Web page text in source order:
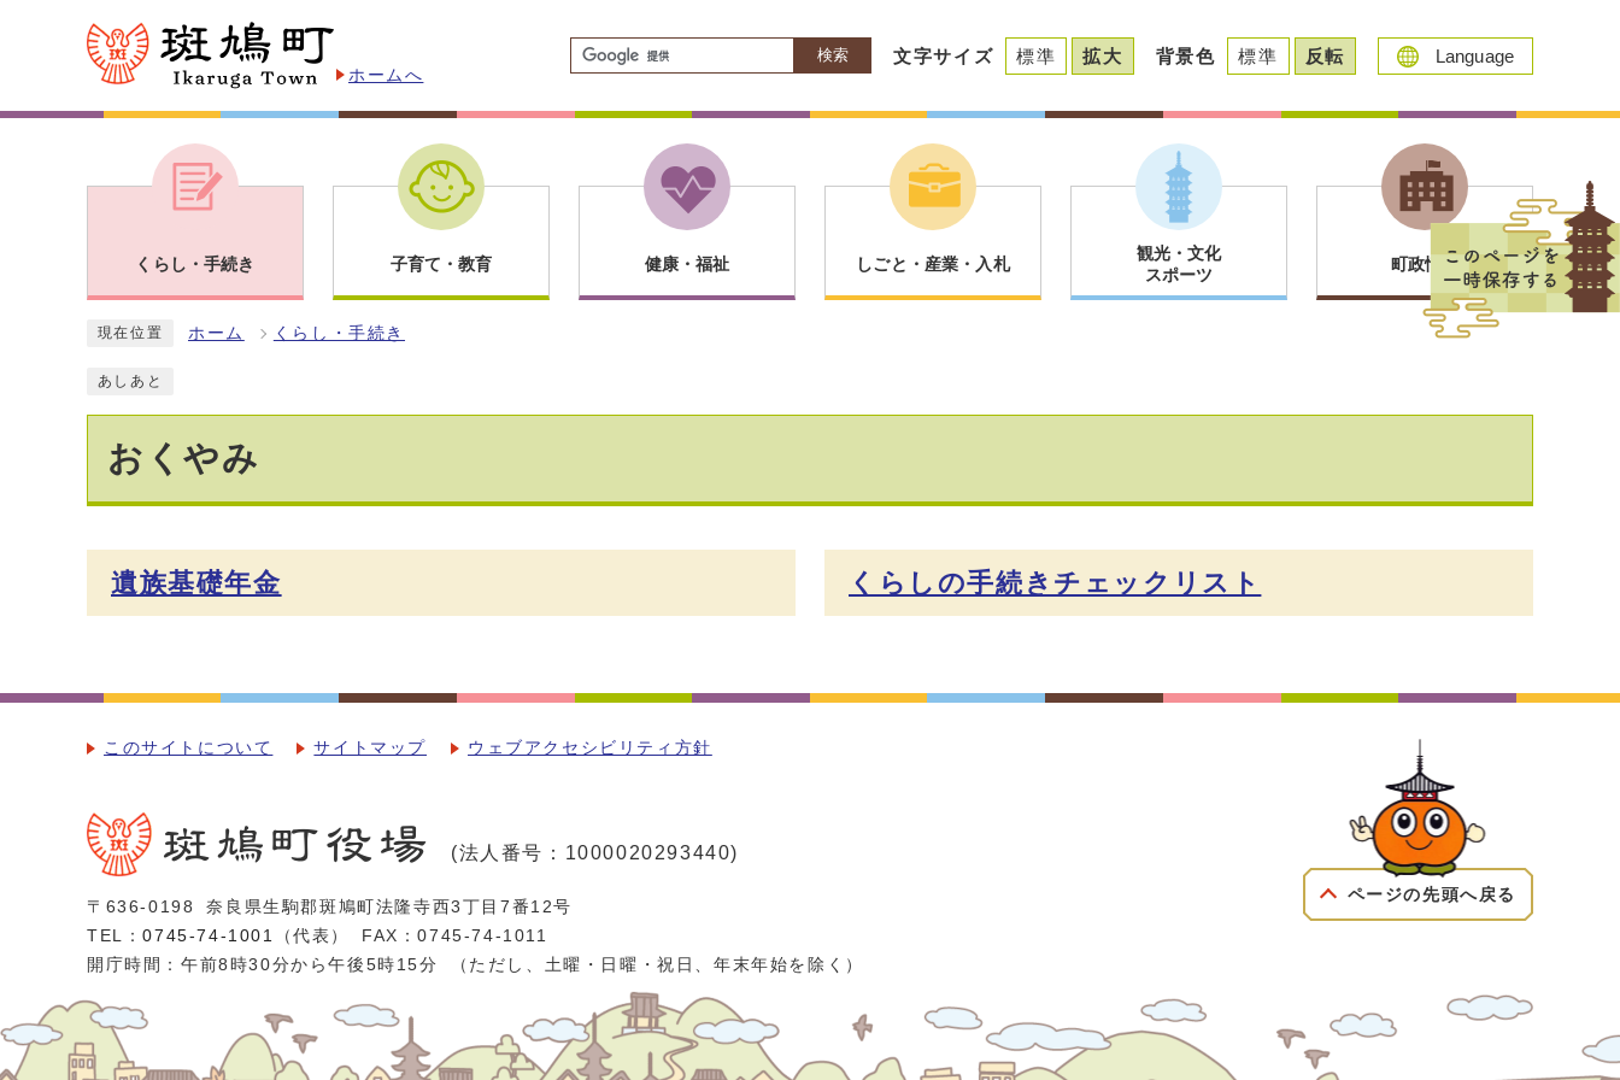
ホームへ
検索 文字サイズ 標準 拡大 背景色 標準 反転 Language
くらし・手続き 子育て・教育 健康・福祉 しごと・産業・入札
観光・文化
スポーツ
町政情報
現在位置 ホーム くらし・手続き
あしあと
おくやみ
遺族基礎年金 くらしの手続きチェックリスト
このサイトについて サイトマップ ウェブアクセシビリティ方針
(法人番号：1000020293440)
〒636-0198
奈良県生駒郡斑鳩町法隆寺西3丁目7番12号
TEL：0745-74-1001 （代表）
FAX：0745-74-1011
開庁時間：午前8時30分から午後5時15分
（ただし、土曜・日曜・祝日、年末年始を除く）
ページの先頭へ戻る